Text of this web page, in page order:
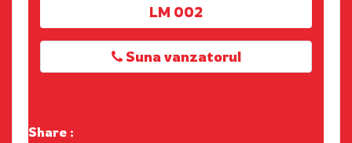
LM 002
Suna vanzatorul
Share :